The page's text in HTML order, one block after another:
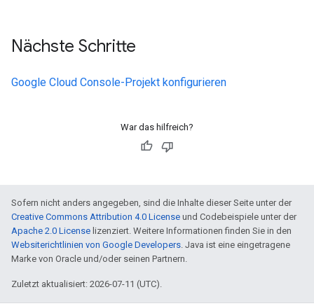
Nächste Schritte
Google Cloud Console-Projekt konfigurieren
War das hilfreich?
Sofern nicht anders angegeben, sind die Inhalte dieser Seite unter der
Creative Commons Attribution 4.0 License und Codebeispiele unter der
Apache 2.0 License lizenziert. Weitere Informationen finden Sie in den
Websiterichtlinien von Google Developers. Java ist eine eingetragene
Marke von Oracle und/oder seinen Partnern.
Zuletzt aktualisiert: 2026-07-11 (UTC).